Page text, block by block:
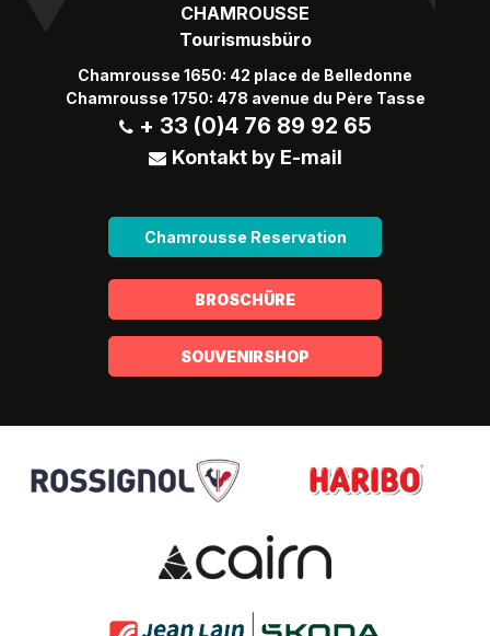
CHAMROUSSE
Tourismusbüro
Chamrousse 1650: 42 place de Belledonne
Chamrousse 1750: 478 avenue du Père Tasse
+ 33 (0)4 76 89 92 65
Kontakt by E-mail
Chamrousse Reservation
BROSCHÜRE
SOUVENIRSHOP